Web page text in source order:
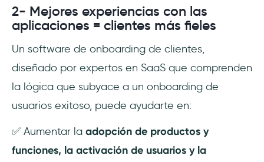
2- Mejores experiencias con las
aplicaciones = clientes más fieles
Un software de onboarding de clientes,
diseñado por expertos en SaaS que comprenden
la lógica que subyace a un onboarding de
usuarios exitoso, puede ayudarte en:
✅ Aumentar la adopción de productos y
funciones, la activación de usuarios y la